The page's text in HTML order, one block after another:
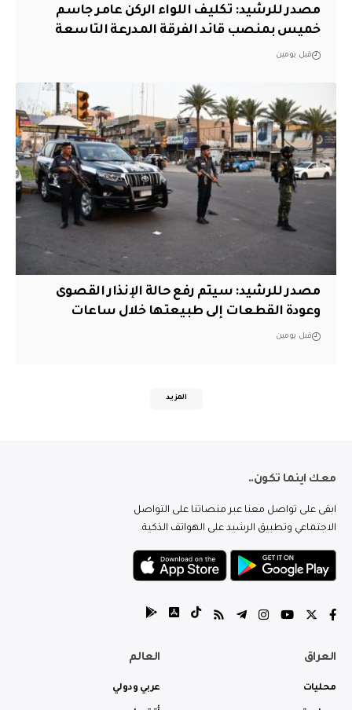
مصدر للرشيد: تكليف اللواء الركن عامر جاسم
خميس بمنصب قائد الفرقة المدرعة التاسعة
قبل يومين
مصدر للرشيد: سيتم رفع حالة الإنذار القصوى
وعودة القطعات إلى طبيعتها خلال ساعات
قبل يومين
المزيد
معك اينما تكون..
ابقى على تواصل معنا عبر منصاتنا على التواصل
الاجتماعي وتطبيق الرشيد على الهواتف الذكية.
العراق
محليات
العالم
عربي ودولي